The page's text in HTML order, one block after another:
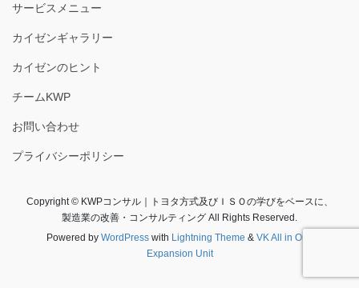
サービスメニュー
カイゼンギャラリー
カイゼンのヒント
チームKWP
お問い合わせ
プライバシーポリシー
Copyright © KWPコンサル｜トヨタ方式及びＩＳＯの学びをベースに、
製造業の改善・コンサルティング All Rights Reserved.
Powered by WordPresswith Lightning Theme & VK All in One
Expansion Unit